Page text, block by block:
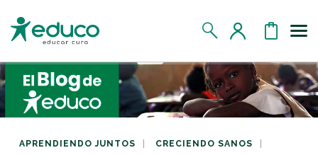
MIS DATOS
APRENDIENDO JUNTOS
CRECIENDO SANOS